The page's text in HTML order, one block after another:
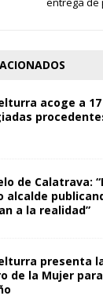
acoge a
de Calatrava:
alcalde
a la realidad”
presenta
de la Mujer